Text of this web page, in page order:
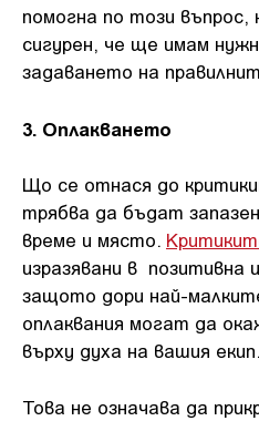
помогна по този въпрос,
сигурен, че ще имам
задаването на
3. Оплакването
Що се отнася до
трябва да бъдат
време и място.
изразявани в позитивна
защото дори най-
оплаквания могат да
върху духа на вашия екип.
Това не означава да